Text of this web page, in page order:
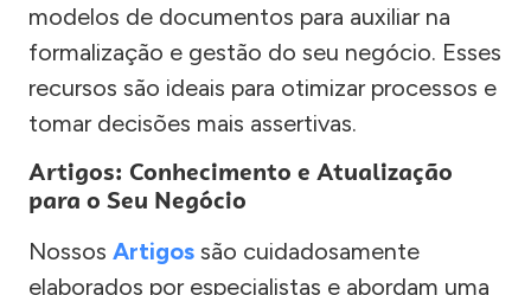
modelos de documentos para auxiliar na
formalização e gestão do seu negócio. Esses
recursos são ideais para otimizar processos e
tomar decisões mais assertivas.
Artigos: Conhecimento e Atualização
para o Seu Negócio
Nossos Artigos são cuidadosamente
elaborados por especialistas e abordam uma